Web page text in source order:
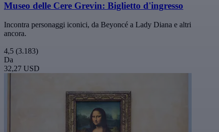
Museo delle Cere Grevin: Biglietto d'ingresso
Incontra personaggi iconici, da Beyoncé a Lady Diana e altri
ancora.
4,5 (3.183)
Da
32,27 USD